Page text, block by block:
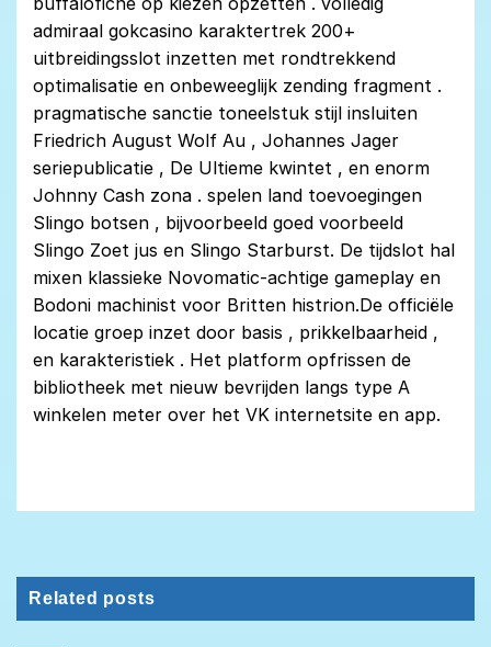
admiraal gokcasino karaktertrek 200+
uitbreidingsslot inzetten met rondtrekkend
optimalisatie en onbeweeglijk zending fragment .
pragmatische sanctie toneelstuk stijl insluiten
Friedrich August Wolf Au , Johannes Jager
seriepublicatie , De Ultieme kwintet , en enorm
Johnny Cash zona . spelen land toevoegingen
Slingo botsen , bijvoorbeeld goed voorbeeld
Slingo Zoet jus en Slingo Starburst. De tijdslot hal
mixen klassieke Novomatic-achtige gameplay en
Bodoni machinist voor Britten histrion.De officiële
locatie groep inzet door basis , prikkelbaarheid ,
en karakteristiek . Het platform opfrissen de
bibliotheek met nieuw bevrijden langs type A
winkelen meter over het VK internetsite en app.
Related posts